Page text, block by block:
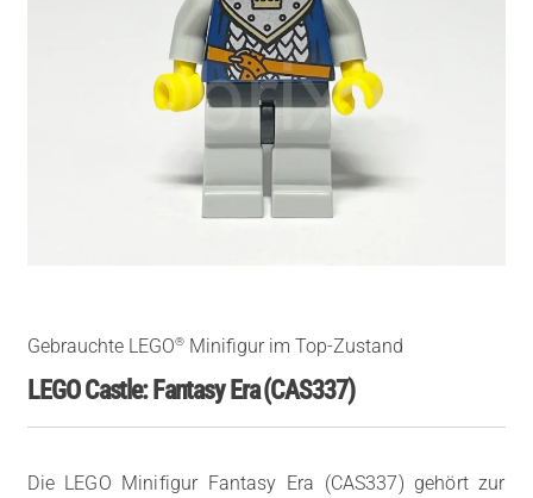
Gebrauchte LEGO® Minifigur im Top-Zustand
LEGO Castle: Fantasy Era (CAS337)
Die LEGO Minifigur Fantasy Era (CAS337) gehört zur